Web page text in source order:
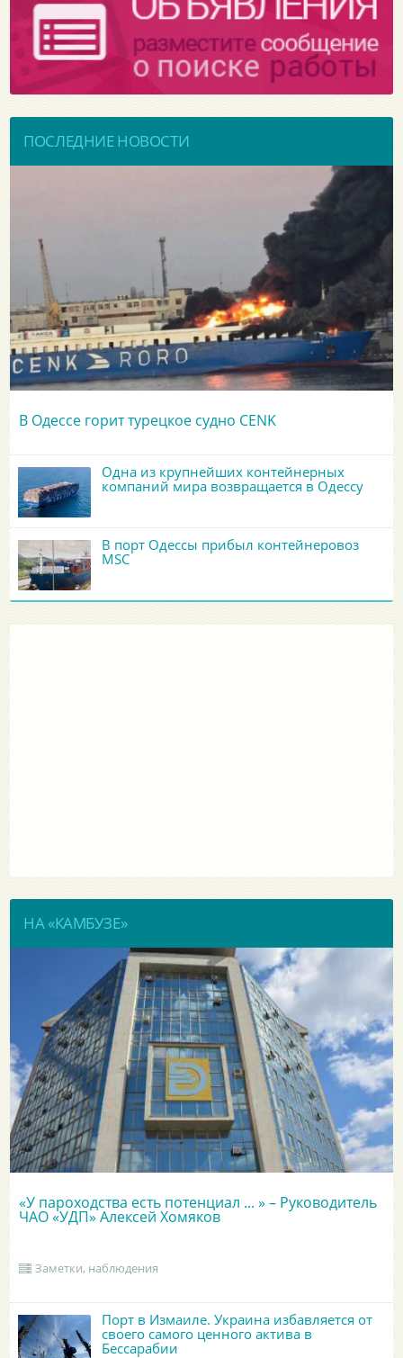
ПОСЛЕДНИЕ НОВОСТИ
В Одессе горит турецкое судно CENK
Одна из крупнейших контейнерных
компаний мира возвращается в Одессу
В порт Одессы прибыл контейнеровоз
MSC
НА «КАМБУЗЕ»
«У пароходства есть потенциал ... » – Руководитель
ЧАО «УДП» Алексей Хомяков
Заметки, наблюдения
Порт в Измаиле. Украина избавляется от
своего самого ценного актива в
Бессарабии